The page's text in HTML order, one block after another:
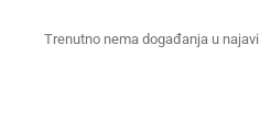
Trenutno nema događanja u najavi